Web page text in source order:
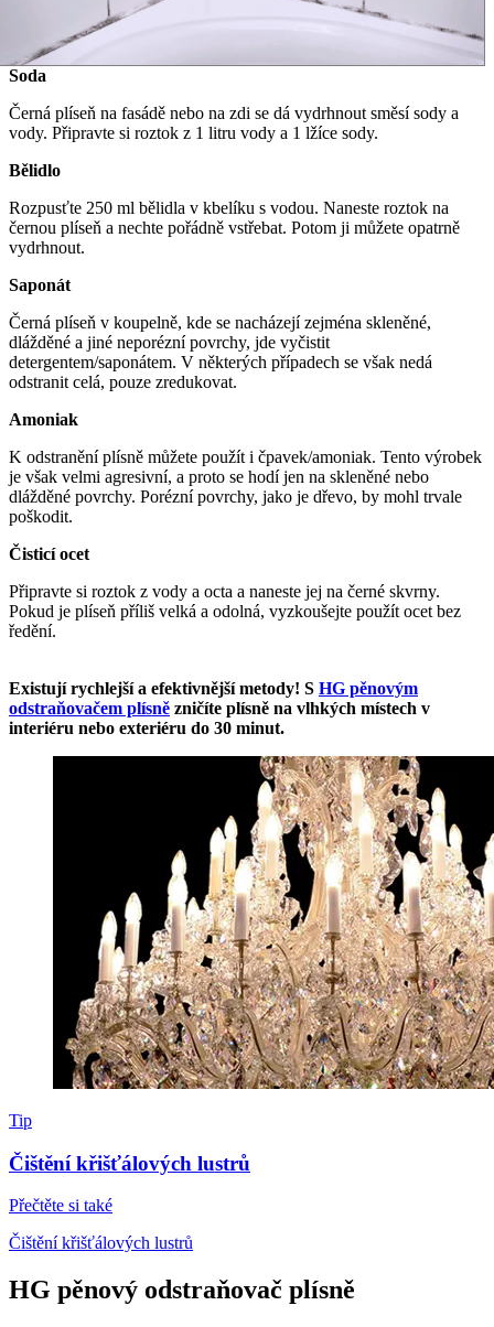
Soda
Černá plíseň na fasádě nebo na zdi se dá vydrhnout směsí sody a
vody. Připravte si roztok z 1 litru vody a 1 lžíce sody.
Bělidlo
Rozpusťte 250 ml bělidla v kbelíku s vodou. Naneste roztok na
černou plíseň a nechte pořádně vstřebat. Potom ji můžete opatrně
vydrhnout.
Saponát
Černá plíseň v koupelně, kde se nacházejí zejména skleněné,
dlážděné a jiné neporézní povrchy, jde vyčistit
detergentem/saponátem. V některých případech se však nedá
odstranit celá, pouze zredukovat.
Amoniak
K odstranění plísně můžete použít i čpavek/amoniak. Tento výrobek
je však velmi agresivní, a proto se hodí jen na skleněné nebo
dlážděné povrchy. Porézní povrchy, jako je dřevo, by mohl trvale
poškodit.
Čisticí ocet
Připravte si roztok z vody a octa a naneste jej na černé skvrny.
Pokud je plíseň příliš velká a odolná, vyzkoušejte použít ocet bez
ředění.
Existují rychlejší a efektivnější metody! S HG pěnovým
odstraňovačem plísně zničíte plísně na vlhkých místech v
interiéru nebo exteriéru do 30 minut.
Tip
Čištění křišťálových lustrů
Přečtěte si také
Čištění křišťálových lustrů
HG pěnový odstraňovač plísně